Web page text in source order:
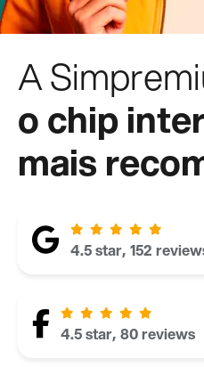
A
o chip
mais
4.5 star, 152
4.5 star, 80 reviews